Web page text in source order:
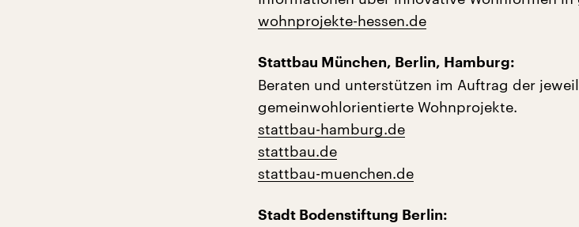
wohnprojekte-hessen.de
Stattbau München, Berlin, Hamburg:
Beraten und unterstützen im Auftrag der
gemeinwohlorientierte Wohnprojekte.
stattbau-hamburg.de
stattbau.de
stattbau-muenchen.de
Stadt Bodenstiftung Berlin: